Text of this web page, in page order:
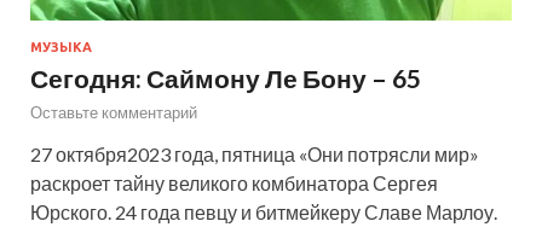
МУЗЫКА
Сегодня: Саймону Ле Бону – 65
Оставьте комментарий
27 октября2023 года, пятница «Они потрясли мир»
раскроет тайну великого комбинатора Сергея
Юрского. 24 года певцу и битмейкеру Славе Марлоу.